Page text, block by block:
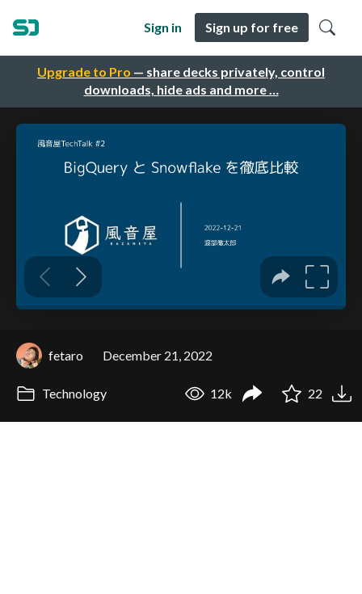
Upgrade to Pro — share decks privately, control
downloads, hide ads and more …
Sign in Sign up for free
fetaro December 21, 2022
Technology 12k 22